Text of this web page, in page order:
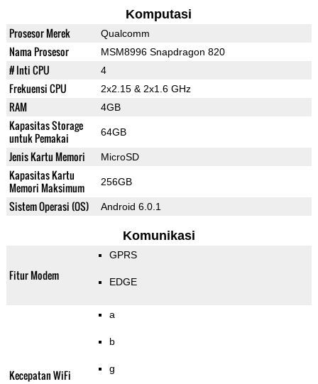
Komputasi
Prosesor Merek Qualcomm
Nama Prosesor MSM8996 Snapdragon 820
# Inti CPU 4
Frekuensi CPU 2x2.15 & 2x1.6 GHz
RAM 4GB
Kapasitas Storage
untuk Pemakai
64GB
Jenis Kartu Memori MicroSD
Kapasitas Kartu
Memori Maksimum
256GB
Sistem Operasi (OS) Android 6.0.1
Komunikasi
Fitur Modem
GPRS
EDGE
Kecepatan WiFi
a
b
g